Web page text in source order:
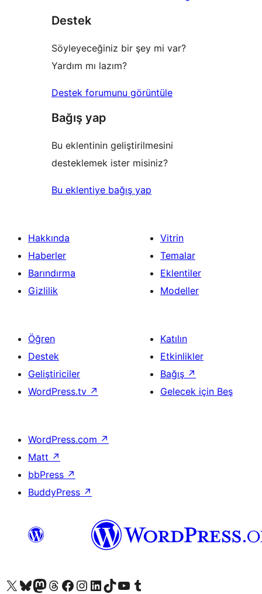
inceleme
Destek
Söyleyeceğiniz bir şey mi var?
Yardım mı lazım?
Destek forumunu görüntüle
Bağış yap
Bu eklentinin geliştirilmesini
desteklemek ister misiniz?
Bu eklentiye bağış yap
Hakkında
Haberler
Barındırma
Gizlilik
Vitrin
Temalar
Eklentiler
Modeller
Öğren
Destek
Geliştiriciler
WordPress.tv ↗
Katılın
Etkinlikler
Bağış ↗
Gelecek için Beş
WordPress.com ↗
Matt ↗
bbPress ↗
BuddyPress ↗
X (eski Twitter) hesabımıza bakın
Bluesky hesabımızı ziyaret edinMastodon hesabımızı ziyaret edinThreads hesabımızı ziyaret edinFacebook sayfamızı ziyaret edinInstagram hesabımızı ziyaret edinLinkedIn hesabımızı ziyaret edinTikTok hesabımızı ziyaret edinYouTube kanalımızı ziyaret edinTumblr hesabımızı ziyaret edin